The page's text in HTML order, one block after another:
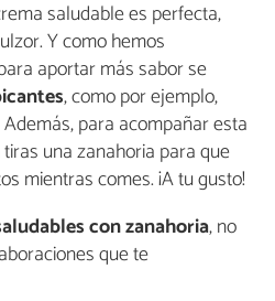
saludable es perfecta,
Y como hemos
aportar más sabor se
, como por ejemplo,
para acompañar esta
una zanahoria para que
mientras comes. ¡A tu gusto!
con zanahoria, no
que te